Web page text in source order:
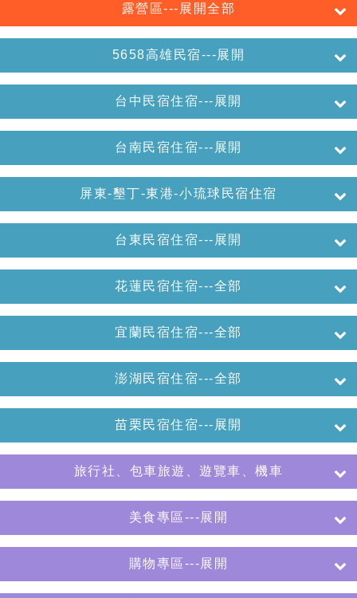
露營區---展開全部
5658高雄民宿---展開
台中民宿住宿---展開
台南民宿住宿---展開
屏東-墾丁-東港-小琉球民宿住宿
台東民宿住宿---展開
花蓮民宿住宿---全部
宜蘭民宿住宿---全部
澎湖民宿住宿---全部
苗栗民宿住宿---展開
旅行社、包車旅遊、遊覽車、機車
美食專區---展開
購物專區---展開